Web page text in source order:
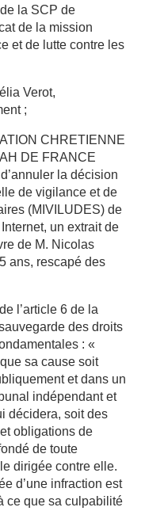
la SCP de
de la mission
et de lutte contre les
Verot,
;
CHRETIENNE
DE FRANCE
la décision
de vigilance et de
(MIVILUDES) de
un extrait de
de M. Nicolas
ans, rescapé des
l’article 6 de la
des droits
: «
sa cause soit
et dans un
indépendant et
décidera, soit des
obligations de
de toute
dirigée contre elle.
d’une infraction est
ce que sa culpabilité